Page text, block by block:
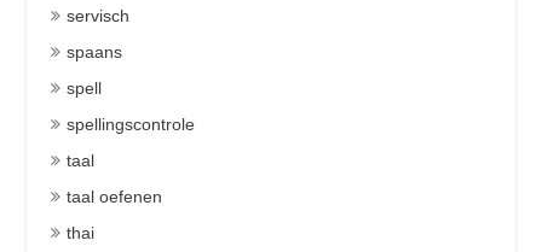
servisch
spaans
spell
spellingscontrole
taal
taal oefenen
thai